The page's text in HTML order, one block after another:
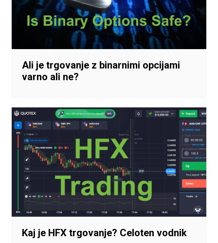
Ali je trgovanje z binarnimi opcijami
varno ali ne?
Kaj je HFX trgovanje? Celoten vodnik